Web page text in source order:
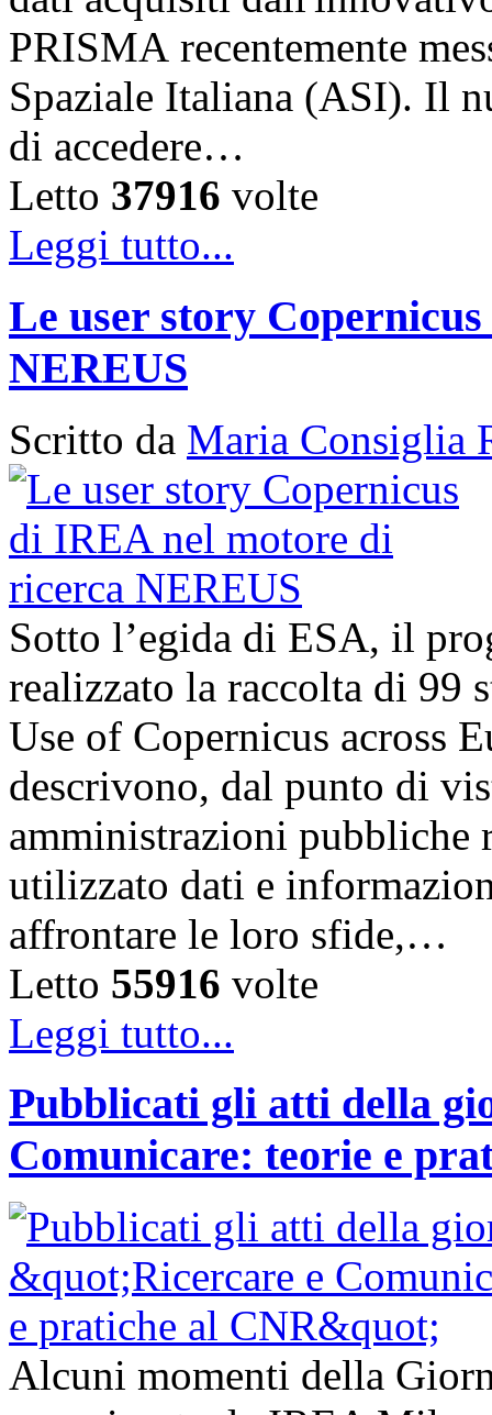
PRISMA recentemente
Spaziale Italiana (ASI). Il
di accedere…
Letto 37916 volte
Leggi tutto...
Le user story
NEREUS
Scritto da Maria Consiglia
Sotto l’egida di ESA, il
realizzato la raccolta di 99
Use of Copernicus across
descrivono, dal punto di
amministrazioni pubbliche
utilizzato dati e
affrontare le loro sfide,…
Letto 55916 volte
Leggi tutto...
Pubblicati gli atti della
Comunicare: teorie e
Alcuni momenti della